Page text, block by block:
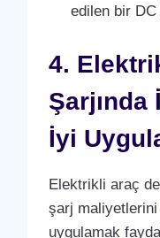
edilen bir DC
4.
Şarjında
İyi
Elektrikli araç
şarj
uygulamak